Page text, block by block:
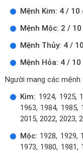
Mệnh Kim: 4 / 10
Mệnh Mộc: 2 /
Mệnh Thủy: 4 /
Mệnh Hỏa: 4 /
Người mang các mệnh
Kim: 1924, 1925,
1963, 1984, 1985,
2015, 2022, 2023,
Mộc: 1928, 1929,
1973, 1980, 1981,